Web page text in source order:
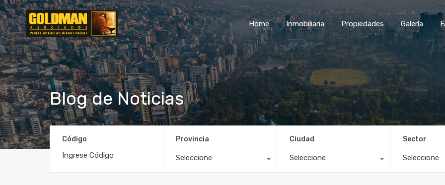
Home Inmobiliaria Propiedades Galería
Blog de Noticias
Código Provincia
Seleccione
Ciudad
Seleccione
Sector
Seleccione